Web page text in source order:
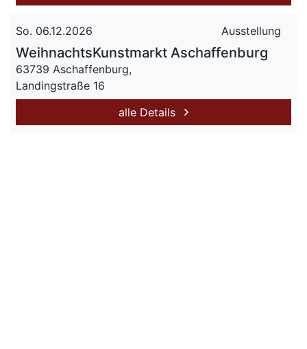
So. 06.12.2026 Ausstellung
WeihnachtsKunstmarkt Aschaffenburg
63739 Aschaffenburg,
Landingstraße 16
alle Details